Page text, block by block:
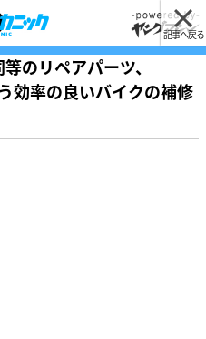
記事へ戻る
のリペアパーツ、
効率の良いバイクの補修